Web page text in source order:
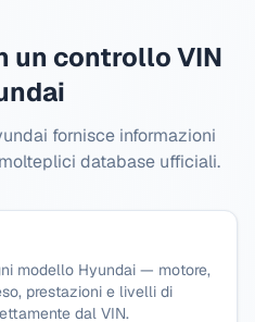
un controllo VIN
fornisce informazioni
database ufficiali.
modello Hyundai — motore,
prestazioni e livelli di
dal VIN.